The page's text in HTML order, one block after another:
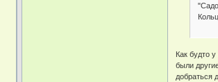
Как будто
были
добраться